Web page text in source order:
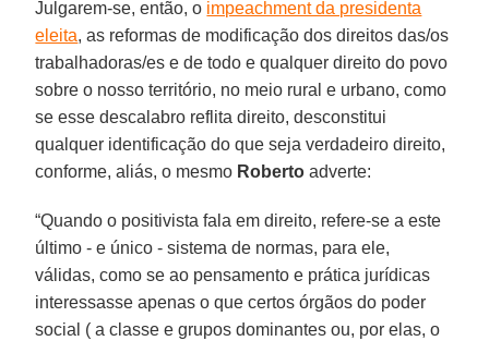
Julgarem-se, então, o impeachment da presidenta
eleita, as reformas de modificação dos direitos das/os
trabalhadoras/es e de todo e qualquer direito do povo
sobre o nosso território, no meio rural e urbano, como
se esse descalabro reflita direito, desconstitui
qualquer identificação do que seja verdadeiro direito,
conforme, aliás, o mesmo Roberto adverte:
“Quando o positivista fala em direito, refere-se a este
último - e único - sistema de normas, para ele,
válidas, como se ao pensamento e prática jurídicas
interessasse apenas o que certos órgãos do poder
social ( a classe e grupos dominantes ou, por elas, o